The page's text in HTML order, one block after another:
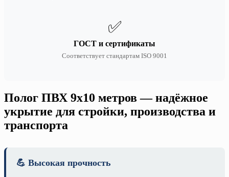
✅
ГОСТ и сертификаты
Соответствует стандартам ISO 9001
Полог ПВХ 9х10 метров — надёжное
укрытие для стройки, производства и
транспорта
💪 Высокая прочность